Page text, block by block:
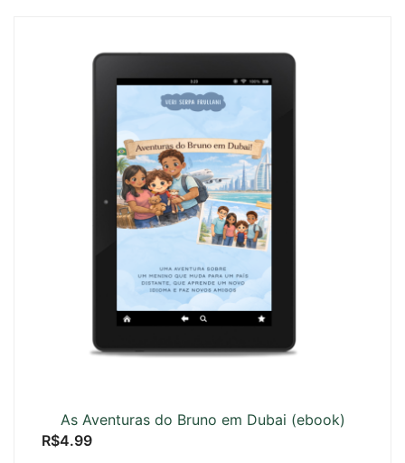
As Aventuras do Bruno em Dubai (ebook)
R$4.99